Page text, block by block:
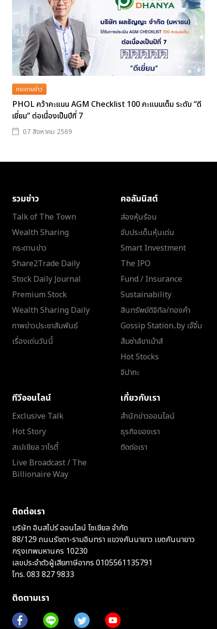
กระดานข่าว
PHOL คว้าคะแนน AGM Checklist 100 คะแนนเต็ม ระดับ “ดี
เยี่ยม” ต่อเนื่องเป็นปีที่ 7
07 สิงหาคม 2569
รวมข่าว
Talk of The Town
Wealth Sharing
กระดานข่าว
Share2Trade Daily
Stock Daily Journal
Premium Stock
Wealth Sharing Daily
ภาพข่าวประชาสัมพันธ์
เรื่องเด่นวันนี้
คอลัมนิสต์
ส่องหุ้นร้อน
จับประเด็นหุ้นเด่น
Smart Investment
The IPO
Fund / Insurance
Sustainability
สินทรัพย์ดิจิทัล/ทองคำ
Gossip Station..by เจ๊จิ๋ม
ส้มซ่าส์ขาเม้าส์
Hot Stocks
จิปาถะ
ทีวีออนไลน์
Exclusive Talk
Hot Story
สเปเชียล วาไรตี้
Live Broadcast / The
Billionaire Way
เกี่ยวกับเรา
สำนักข่าวออนไลน์
ธุรกิจของเรา
ติดต่อเรา
ติดต่อเรา
บริษัท อินสไปร์ ออนไลน์ โซเชียล จำกัด
88/129 ถนนรัชดา-รามอินทรา แขวงคันนายาว เขตคันนายาว
กรุงเทพมหานคร 10230
เลขประจำตัวผู้เสียภาษีอากร 0105561135791
โทร. 083 827 9833
ติดตามเรา